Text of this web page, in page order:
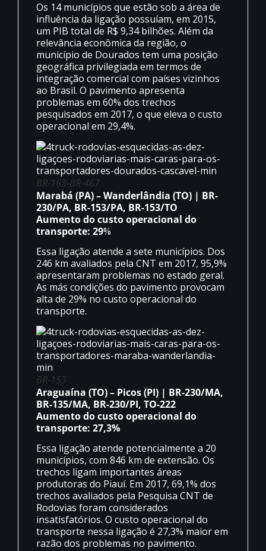
Os 14 municípios que estão sob a área de
influência da ligação possuíam, em 2015,
um PIB total de R$ 9,34 bilhões. Além da
relevância econômica da região, o
município de Dourados tem uma posição
geográfica privilegiada em termos de
integração comercial com países vizinhos
ao Brasil. O pavimento apresenta
problemas em 60% dos trechos
pesquisados em 2017, o que eleva o custo
operacional em 29,4%.
BR-163-BR-467
Marabá (PA) – Wanderlândia (TO) | BR-
230/PA, BR-153/PA, BR-153/TO
Aumento do custo operacional do
transporte: 29%
Essa ligação atende a sete municípios. Dos
246 km avaliados pela CNT em 2017, 95,9%
apresentaram problemas no estado geral.
As más condições do pavimento provocam
alta de 29% no custo operacional do
transporte.
BR-153
Araguaína (TO) – Picos (PI) | BR-230/MA,
BR-135/MA, BR-230/PI, TO-222
Aumento do custo operacional do
transporte: 27,3%
Essa ligação atende potencialmente a 20
municípios, com 846 km de extensão. Os
trechos ligam importantes áreas
produtoras do Piauí. Em 2017, 69,1% dos
trechos avaliados pela Pesquisa CNT de
Rodovias foram considerados
insatisfatórios. O custo operacional do
transporte nessa ligação é 27,3% maior em
razão dos problemas no pavimento.